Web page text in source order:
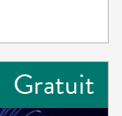
Gratuit